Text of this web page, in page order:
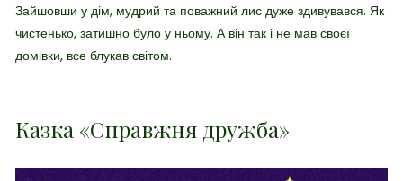
Зайшовши у дім, мудрий та поважний лис дуже здивувався. Як
чистенько, затишно було у ньому. А він так і не мав своєї
домівки, все блукав світом.
Казка «Справжня дружба»